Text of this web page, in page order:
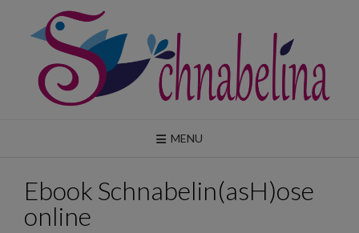
content
MENU
Ebook Schnabelin(asH)ose
online